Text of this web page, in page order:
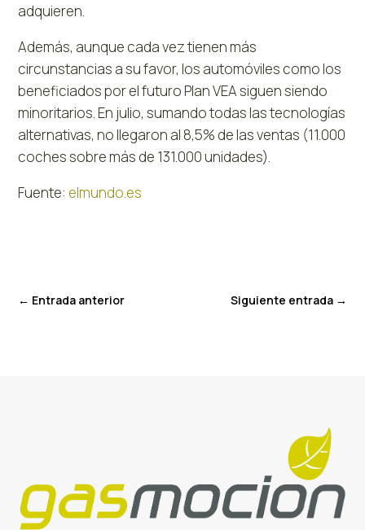
adquieren.
Además, aunque cada vez tienen más
circunstancias a su favor, los automóviles como los
beneficiados por el futuro Plan VEA siguen siendo
minoritarios. En julio, sumando todas las tecnologías
alternativas, no llegaron al 8,5% de las ventas (11.000
coches sobre más de 131.000 unidades).
Fuente: elmundo.es
← Entrada anterior Siguiente entrada→